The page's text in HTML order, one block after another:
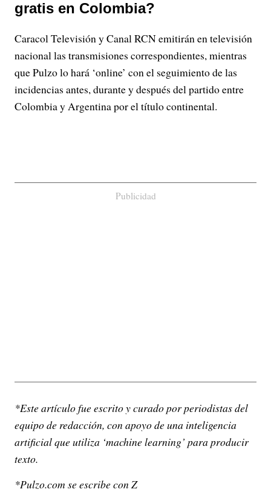
gratis en Colombia?
Caracol Televisión y Canal RCN emitirán en televisión
nacional las transmisiones correspondientes, mientras
que Pulzo lo hará ‘online’ con el seguimiento de las
incidencias antes, durante y después del partido entre
Colombia y Argentina por el título continental.
Publicidad
*Este artículo fue escrito y curado por periodistas del
equipo de redacción, con apoyo de una inteligencia
artificial que utiliza ‘machine learning’ para producir
texto.
*Pulzo.com se escribe con Z